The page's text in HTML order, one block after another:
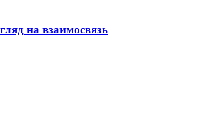
на взаимосвязь